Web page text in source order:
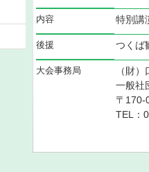
内容 特別講
後援 つくば
大会事務局
（財
一般社
〒
TEL：